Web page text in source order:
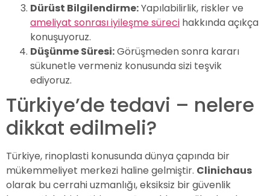
Dürüst Bilgilendirme:Yapılabilirlik, riskler ve
ameliyat sonrası iyileşme süreci hakkında açıkça
konuşuyoruz.
Düşünme Süresi:Görüşmeden sonra kararı
sükunetle vermeniz konusunda sizi teşvik
ediyoruz.
Türkiye’de tedavi – nelere
dikkat edilmeli?
Türkiye, rinoplasti konusunda dünya çapında bir
mükemmeliyet merkezi haline gelmiştir. Clinichaus
olarak bu cerrahi uzmanlığı, eksiksiz bir güvenlik